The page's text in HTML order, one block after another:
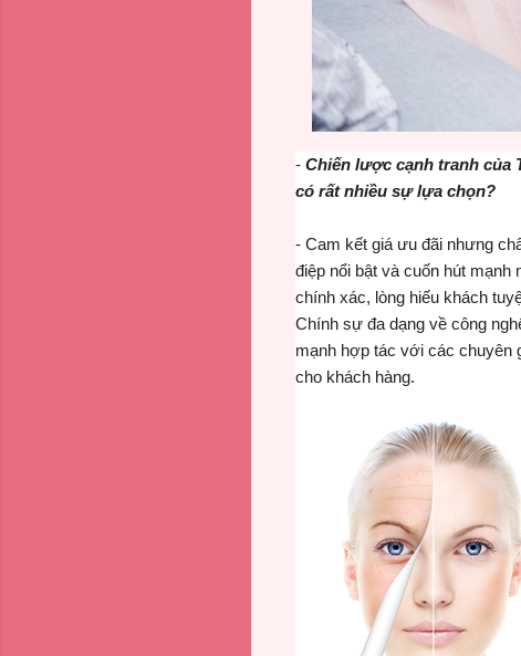
- Chiến lược cạnh tranh của
có rất nhiều sự lựa chọn?
- Cam kết giá ưu đãi nhưng
điệp nổi bật và cuốn hút
chính xác, lòng hiếu khách
Chính sự đa dạng về công
mạnh hợp tác với các chuyên
cho khách hàng.